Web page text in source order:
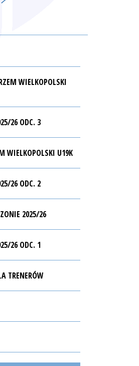
WIELKOPOLSKI
26 ODC. 3
WIELKOPOLSKI U19K
26 ODC. 2
2025/26
26 ODC. 1
TRENERÓW